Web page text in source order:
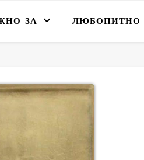
ЗА ЛЮБОПИТНО